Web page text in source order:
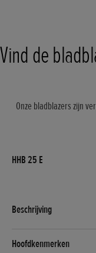
Vind de
Onze bladblazers zijn